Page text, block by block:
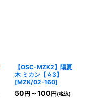
【OSC-MZK2】陽夏
木 ミカン【☆3】
[MZK/02-160]
50 円 ～100 円 (税込)